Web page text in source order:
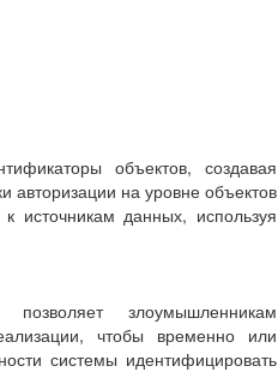
объектов, создавая
авторизации на уровне объектов
источникам данных, используя
злоумышленникам
чтобы временно или
системы идентифицировать